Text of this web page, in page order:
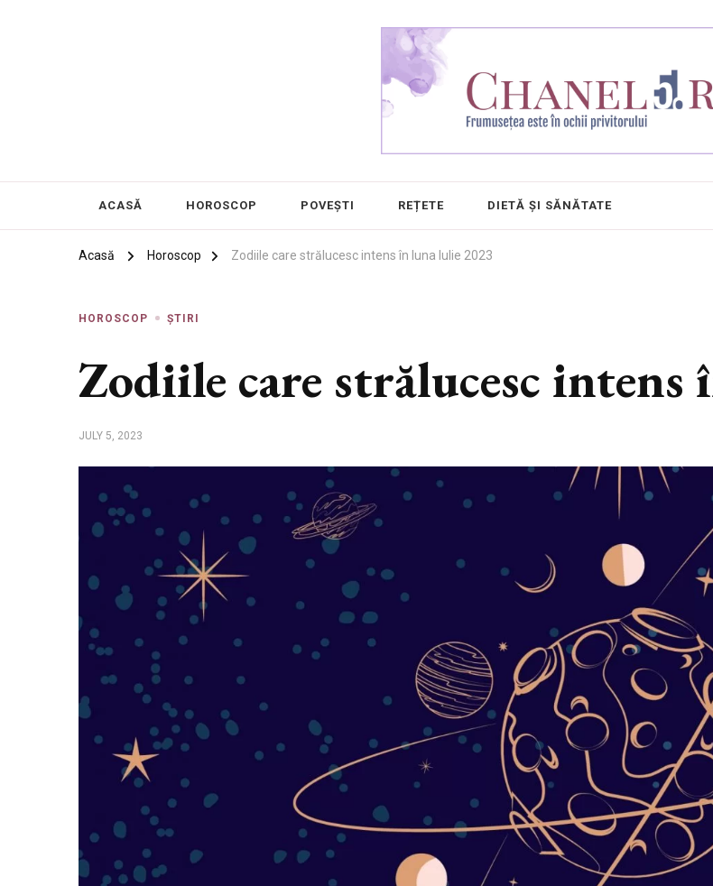
ACASĂ HOROSCOP POVEȘTI REȚETE DIETĂ ȘI SĂNĂTATE
Acasă Horoscop Zodiile care strălucesc intens în luna Iulie 2023
HOROSCOP ȘTIRI
Zodiile care strălucesc
JULY 5, 2023